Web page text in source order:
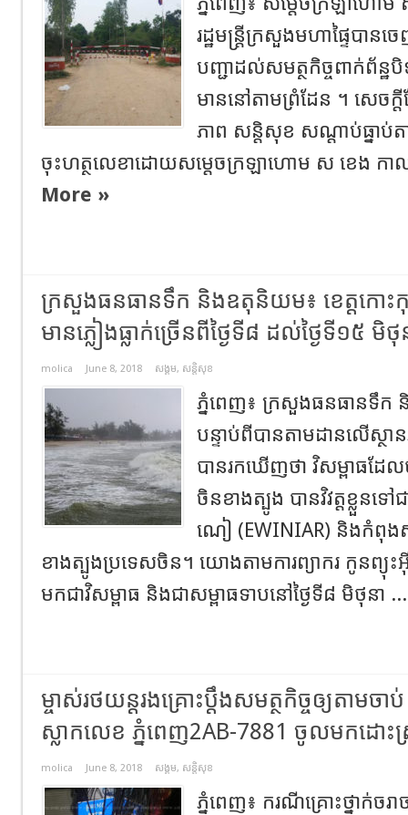
រដ្ឋមន្ត្រី​ក្រសួងមហាផ្ទៃ​បា
បញ្ជា​ដល់​សមត្ថកិច្ច​ពាក់​ព័​ន្
មាននៅ​តាម​ព្រំដែន ។ ​សេចក្
ភាព សន្តិសុខ សណ្តាប់ធ្នាប់​
ចុះហត្ថលេខា​ដោយ​សម្តេចក្រឡាហោម ស ខេ​ង កា
More »
ក្រសួង​ធនធានទឹក និង​ឧតុនិយម៖ ខេត្ត​កោះ
មាន​ភ្លៀង​ធ្លាក់​ច្រើន​ពីថ្ងៃ​ទី​៨ ដល់​ថ្ងៃទី​១៥ មិថុ
molica June 8, 2018 សង្គម, សន្តិសុខ
ភ្នំពេញ៖ ក្រសួង​ធនធានទឹក
បន្ទាប់ពី​បាន​តាមដាន​លើ​ស្ថ
បាន​រកឃើញថា វិ​សម្ពាធ​ដែ
ចិន​ខាងត្បូង បាន​វិ​វត្ត​ខ្លួន​ទ
ណៀ (EWINIAR) និង​កំពុងស្ថិ
ខាងត្បូង​ប្រទេស​ចិន​។​ ​យោងតាម​ការ​ព្យាករ កូន​
មកជា​វិ​សម្ពាធ និង​ជា​សម្ពាធ​ទាប​នៅ​ថ្ងៃទី​៨ មិថុនា
ម្ចាស់រថយន្តរងគ្រោះប្តឹងសមត្ថកិច្ចឲ្យតាមច
ស្លាកលេខ ភ្នំពេញ2AB-7881 ចូលមកដោះ
molica June 8, 2018 សង្គម, សន្តិសុខ
ភ្នំពេញ៖ ករណីគ្រោះថ្នាក់ចរ